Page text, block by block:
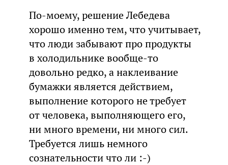
По-моему, решение Лебедева
хорошо именно тем, что учитывает,
что люди забывают про продукты
в холодильнике вообще-то
довольно редко, а наклеивание
бумажки является действием,
выполнение которого не требует
от человека, выполняющего его,
ни много времени, ни много сил.
Требуется лишь немного
сознательности что ли :-)